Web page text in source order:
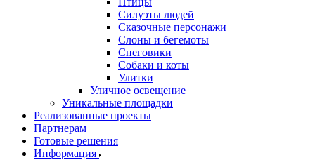
Силуэты людей
Сказочные персонажи
Слоны и бегемоты
Снеговики
Собаки и коты
Улитки
Уличное освещение
Уникальные площадки
Реализованные проекты
Партнерам
Готовые решения
Информация